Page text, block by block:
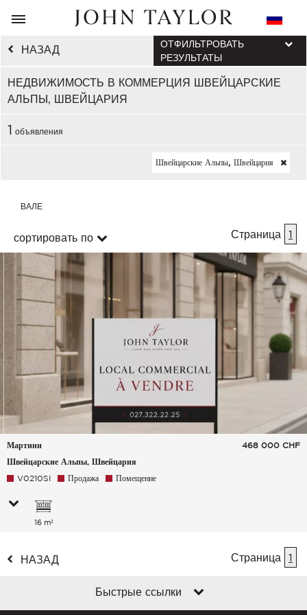
НАЗАД
НЕДВИЖИМОСТЬ В КОММЕРЦИЯ ШВЕЙЦАРСКИЕ
АЛЬПЫ, ШВЕЙЦАРИЯ
ОТФИЛЬТРОВАТЬ
РЕЗУЛЬТАТЫ
1 объявления
Швейцарские Альпы, Швейцария
ВАЛЕ
сортировать по Страница 1
Мартини
Швейцарские Альпы, Швейцария
468 000 CHF
V0210SI Продажа Помещение
16 m²
НАЗАД Страница 1
Быстрые ссылки